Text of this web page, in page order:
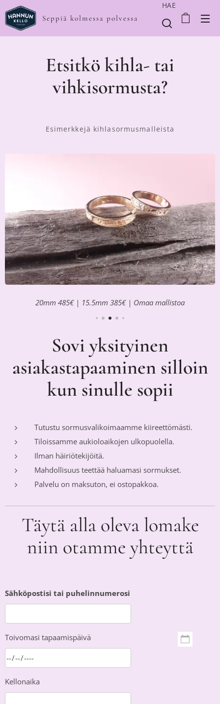
Seppiä kolmessa polvessa
HAE
Etsitkö kihla- tai
vihkisormusta?
Esimerkkejä kihlasormusmalleista
20mm 485€ | 15.5mm 385€ | Omaa mallistoa
Sovi yksityinen
asiakastapaaminen silloin
kun sinulle sopii
Tutustu sormusvalikoimaamme kiireettömästi.
Tiloissamme aukioloaikojen ulkopuolella.
Ilman häiriötekijöitä.
Mahdollisuus teettää haluamasi sormukset.
Palvelu on maksuton, ei ostopakkoa.
Täytä alla oleva lomake
niin otamme yhteyttä
Sähköpostisi tai puhelinnumerosi
Toivomasi tapaamispäivä
Kellonaika